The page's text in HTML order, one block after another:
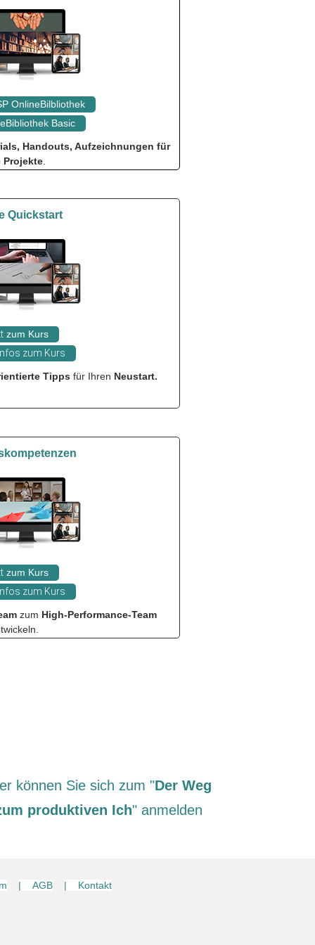
OnlineBilbliothek
Basic
Handouts, Aufzeichnungen für
Projekte.
Quickstart
zum Kurs
zum Kurs
Tipps für Ihren Neustart.
zum Kurs
zum Kurs
zum High-Performance-Team
können Sie sich zum "Der Weg
produktiven Ich" anmelden
| AGB
| Kontakt